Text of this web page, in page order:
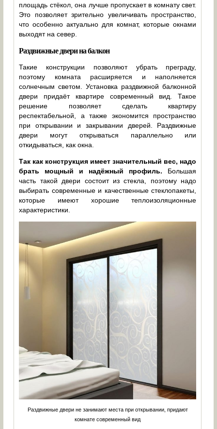
площадь стёкол, она лучше пропускает в комнату свет.
Это позволяет зрительно увеличивать пространство,
что особенно актуально для комнат, которые окнами
выходят на север.
Раздвижные двери на балкон
Такие конструкции позволяют убрать преграду,
поэтому комната расширяется и наполняется
солнечным светом. Установка раздвижной балконной
двери придаёт квартире современный вид. Такое
решение позволяет сделать квартиру
респектабельной, а также экономится пространство
при открывании и закрывании дверей. Раздвижные
двери могут открываться параллельно или
откидываться, как окна.
Так как конструкция имеет значительный вес, надо
брать мощный и надёжный профиль. Большая
часть такой двери состоит из стекла, поэтому надо
выбирать современные и качественные стеклопакеты,
которые имеют хорошие теплоизоляционные
характеристики.
Раздвижные двери не занимают места при открывании, придают
комнате современный вид